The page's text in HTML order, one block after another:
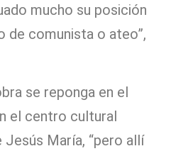
mucho su posición
de comunista o ateo”,
se reponga en el
el centro cultural
María, “pero allí